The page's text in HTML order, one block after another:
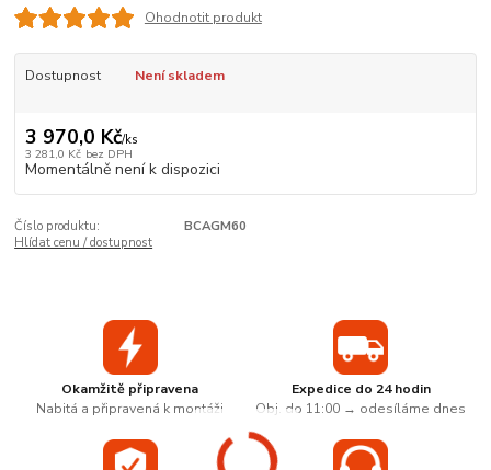
Ohodnotit produkt
Dostupnost Není skladem
3 970,0 Kč/ks
3 281,0 Kč bez DPH
Momentálně není k dispozici
Číslo produktu:
BCAGM60
Hlídat cenu / dostupnost
Okamžitě připravena
Nabitá a připravená k montáži
Expedice do 24 hodin
Obj. do 11:00 → odesíláme dnes